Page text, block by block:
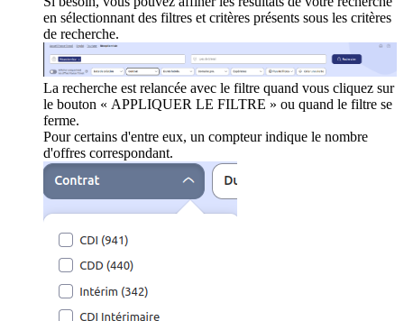
en sélectionnant des filtres et critères présents sous les critères
de recherche.
La recherche est relancée avec le filtre quand vous cliquez sur
le bouton « APPLIQUER LE FILTRE » ou quand le filtre se
ferme.
Pour certains d'entre eux, un compteur indique le nombre
d'offres correspondant.